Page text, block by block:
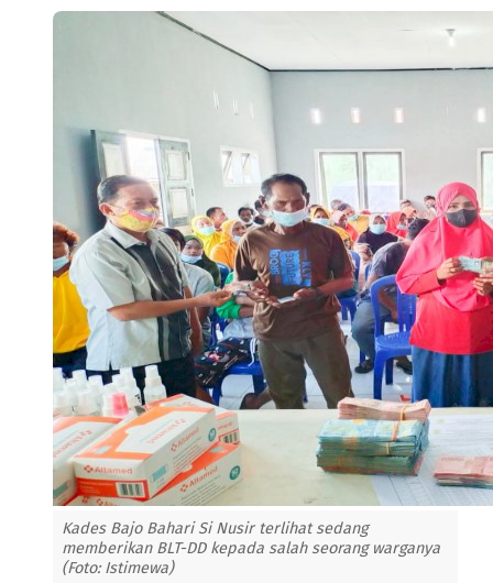
Kades Bajo Bahari Si Nusir terlihat sedang
memberikan BLT-DD kepada salah seorang warganya
(Foto: Istimewa)